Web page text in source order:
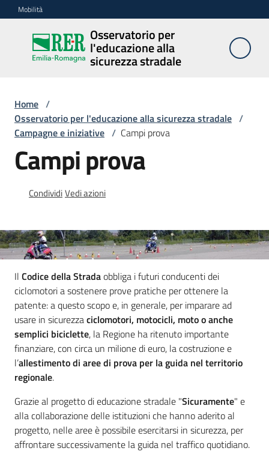
Vai al contenuto
Vai alla navigazione
Vai al footer
Mobilità
Osservatorio per
l'educazione alla
sicurezza stradale
Osservatorio
per
l'educazione
stradale
Cosa
Campagne
e
iniziative
Menu selezionato
Materiali
informativi
e
didattici
Foto
e
video
Home /
Osservatorio per l'educazione alla sicurezza stradale /
Campagne e iniziative / Campi prova
Campi prova
CondividiVedi azioni
Il Codice della Stradaobbliga i futuri conducenti dei
ciclomotori a sostenere prove pratiche per ottenere la
patente: a questo scopo e, in generale, per imparare ad
usare in sicurezzaciclomotori, motocicli, moto o anche
semplici biciclette, la Regione ha ritenuto importante
finanziare, con circa un milione di euro, la costruzione e
l’allestimento di aree di prova per la guida nel territorio
regionale.
Grazie al progetto di educazione stradale "Sicuramente" e
alla collaborazione delle istituzioni che hanno aderito al
progetto, nelle aree è possibile esercitarsi in sicurezza, per
affrontare successivamente la guida nel traffico quotidiano.